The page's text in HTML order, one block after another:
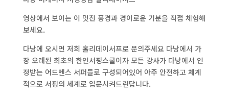
영상에서 보이는 이 멋진 풍경과 경이로운 기분을 직접 체험해
보세요.
다낭에 오시면 저희 홀리데이서프로 문의주세요 다낭에서 가
장 오래된 최초의 한인서핑스쿨이자 모든 강사가 다낭에서 인
정받는 어드벤스 서퍼들로 구성되어있어 아주 안전하고 체계
적으로 서핑의 세계로 입문시켜드린답니다.